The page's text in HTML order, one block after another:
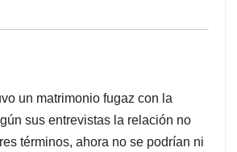
un matrimonio fugaz con la
sus entrevistas la relación no
términos, ahora no se podrían ni